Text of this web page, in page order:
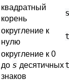
квадратный
корень
округление к
нулю
округление к 0
до s десятичных
знаков